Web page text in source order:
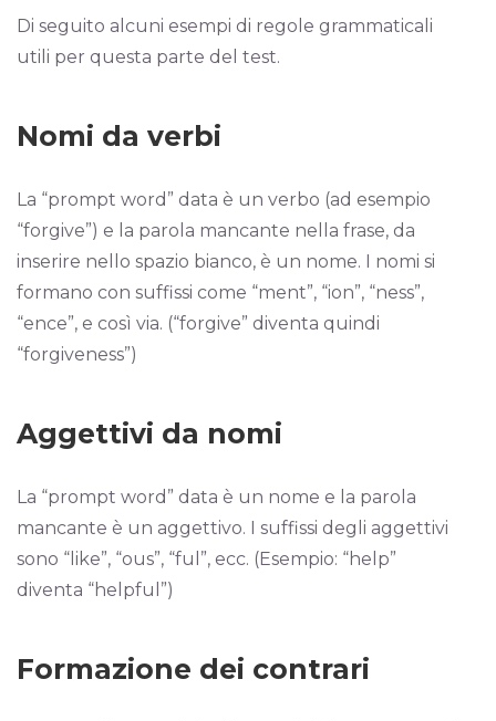
Di seguito alcuni esempi di regole grammaticali
utili per questa parte del test.
Nomi da verbi
La “prompt word” data è un verbo (ad esempio
“forgive”) e la parola mancante nella frase, da
inserire nello spazio bianco, è un nome. I nomi si
formano con suffissi come “ment”, “ion”, “ness”,
“ence”, e così via. (“forgive” diventa quindi
“forgiveness”)
Aggettivi da nomi
La “prompt word” data è un nome e la parola
mancante è un aggettivo. I suffissi degli aggettivi
sono “like”, “ous”, “ful”, ecc. (Esempio: “help”
diventa “helpful”)
Formazione dei contrari